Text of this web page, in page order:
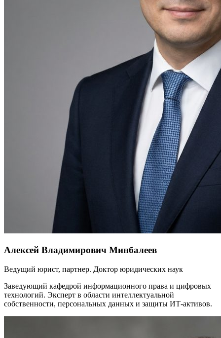
Алексей Владимирович Минбалеев
Ведущий юрист, партнер. Доктор юридических наук
Заведующий кафедрой информационного права и цифровых
технологий. Эксперт в области интеллектуальной
собственности, персональных данных и защиты ИТ-активов.